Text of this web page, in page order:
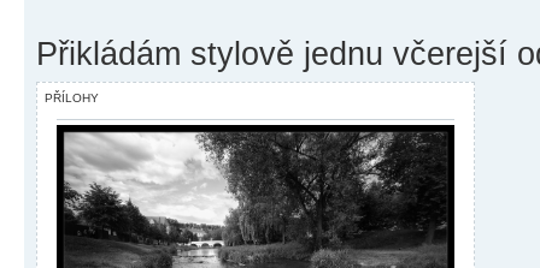
Přikládám stylově jednu včerejší
PŘÍLOHY